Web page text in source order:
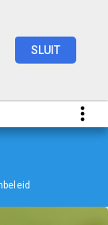
SLUIT